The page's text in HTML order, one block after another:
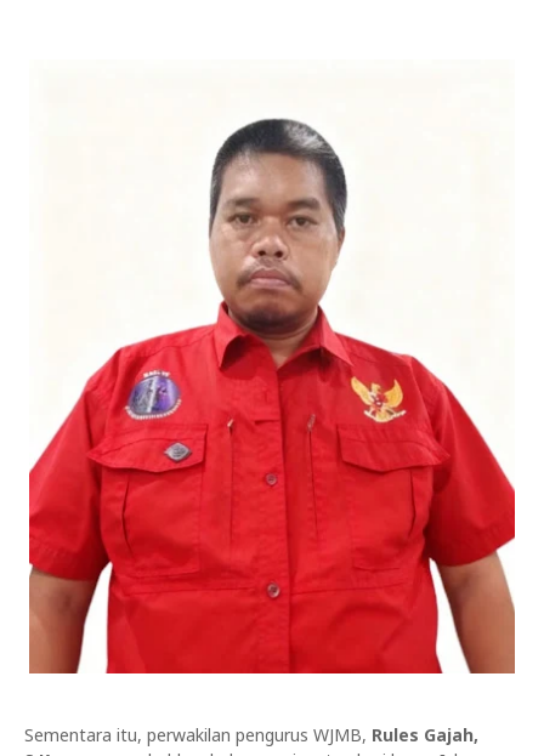
Sementara itu, perwakilan pengurus WJMB, Rules Gajah,